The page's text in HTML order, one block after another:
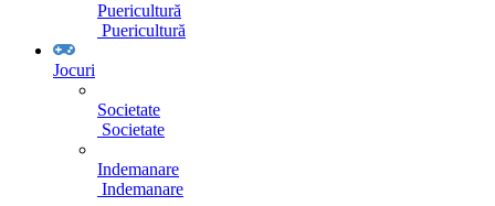
Puericultură
Puericultură
Jocuri
Societate
Societate
Indemanare
Indemanare